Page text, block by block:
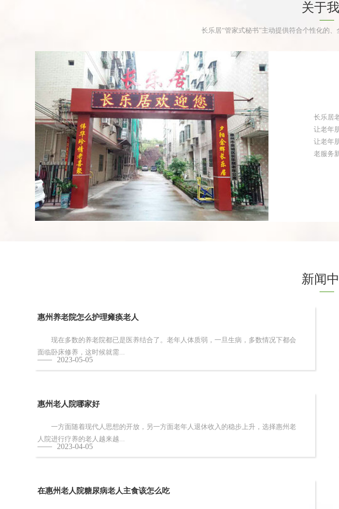
关于
长乐居“管家式秘书”主动提供符合个性化的、
长乐居
让老年
让老年
老服务
新闻
惠州养老院怎么护理瘫痪老人
现在多数的养老院都已是医养结合了。老年人体质弱，一旦生病，多数情况下都会
面临卧床修养，这时候就需...
2023-05-05
惠州老人院哪家好
一方面随着现代人思想的开放，另一方面老年人退休收入的稳步上升，选择惠州老
人院进行疗养的老人越来越...
2023-04-05
在惠州老人院糖尿病老人主食该怎么吃